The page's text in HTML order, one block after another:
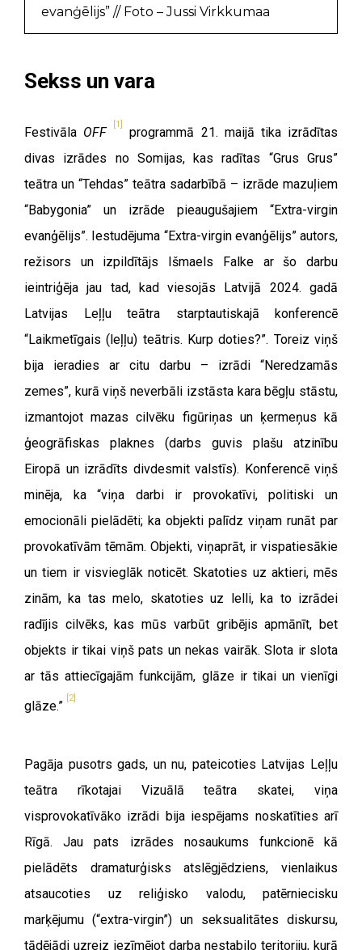
evanģēlijs” // Foto – Jussi Virkkumaa
Sekss un vara
Festivāla OFF
[1]
programmā 21. maijā tika izrādītas
divas izrādes no Somijas, kas radītas “Grus Grus”
teātra un “Tehdas” teātra sadarbībā – izrāde mazuļiem
“Babygonia” un izrāde pieaugušajiem “Extra-virgin
evanģēlijs”. Iestudējuma “Extra-virgin evanģēlijs” autors,
režisors un izpildītājs Išmaels Falke ar šo darbu
ieintriģēja jau tad, kad viesojās Latvijā 2024. gadā
Latvijas Leļļu teātra starptautiskajā konferencē
“Laikmetīgais (leļļu) teātris. Kurp doties?”. Toreiz viņš
bija ieradies ar citu darbu – izrādi “Neredzamās
zemes”, kurā viņš neverbāli izstāsta kara bēgļu stāstu,
izmantojot mazas cilvēku figūriņas un ķermeņus kā
ģeogrāfiskas plaknes (darbs guvis plašu atzinību
Eiropā un izrādīts divdesmit valstīs). Konferencē viņš
minēja, ka “viņa darbi ir provokatīvi, politiski un
emocionāli pielādēti; ka objekti palīdz viņam runāt par
provokatīvām tēmām. Objekti, viņaprāt, ir vispatiesākie
un tiem ir visvieglāk noticēt. Skatoties uz aktieri, mēs
zinām, ka tas melo, skatoties uz lelli, ka to izrādei
radījis cilvēks, kas mūs varbūt gribējis apmānīt, bet
objekts ir tikai viņš pats un nekas vairāk. Slota ir slota
ar tās attiecīgajām funkcijām, glāze ir tikai un vienīgi
glāze.”
[2]
Pagāja pusotrs gads, un nu, pateicoties Latvijas Leļļu
teātra rīkotajai Vizuālā teātra skatei, viņa
visprovokatīvāko izrādi bija iespējams noskatīties arī
Rīgā. Jau pats izrādes nosaukums funkcionē kā
pielādēts dramaturģisks atslēgjēdziens, vienlaikus
atsaucoties uz reliģisko valodu, patērniecisku
marķējumu (“extra-virgin”) un seksualitātes diskursu,
tādējādi uzreiz iezīmējot darba nestabilo teritoriju, kurā